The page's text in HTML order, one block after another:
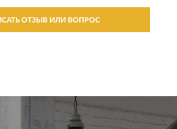
ОТЗЫВ ИЛИ ВОПРОС